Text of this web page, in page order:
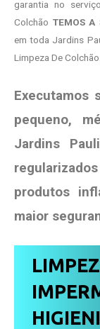
garantia no
Colchão TEMOS A
em toda Jardins
Limpeza De Colchão.
Executamos
pequeno,
Jardins
produtos
maior